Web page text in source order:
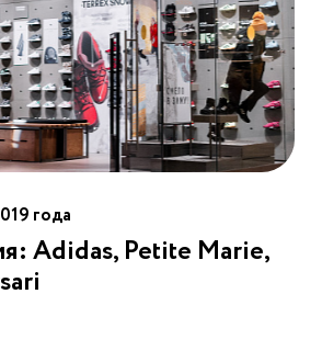
года
Adidas, Petite Marie,